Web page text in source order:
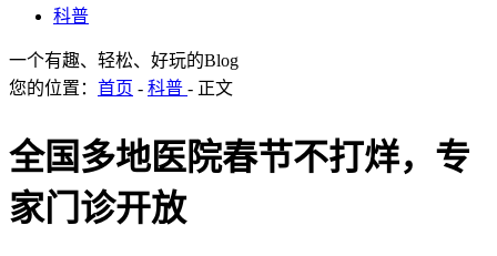
科普
一个有趣、轻松、好玩的Blog
您的位置： 首页 - 科普 - 正文
全国多地医院春节不打烊，专
家门诊开放